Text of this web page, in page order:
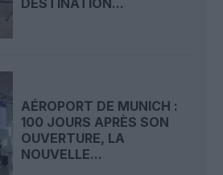
DESTINATION...
AÉROPORT DE MUNICH :
100 JOURS APRÈS SON
OUVERTURE, LA
NOUVELLE...